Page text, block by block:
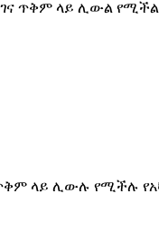
ጥቅም ላይ ሊውል የሚችል
ላይ ሊውሉ የሚችሉ